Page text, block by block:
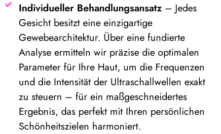
Individueller Behandlungsansatz– Jedes
Gesicht besitzt eine einzigartige
Gewebearchitektur. Über eine fundierte
Analyse ermitteln wir präzise die optimalen
Parameter für Ihre Haut, um die Frequenzen
und die Intensität der Ultraschallwellen exakt
zu steuern – für ein maßgeschneidertes
Ergebnis, das perfekt mit Ihren persönlichen
Schönheitszielen harmoniert.